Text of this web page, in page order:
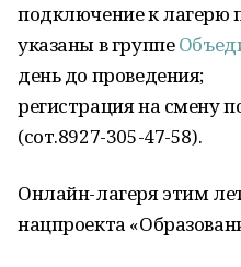
подключение к лагерю
указаны в группе
день до проведения;
регистрация на смену
(сот.8927-305-47-58).
Онлайн-лагеря этим
нацпроекта